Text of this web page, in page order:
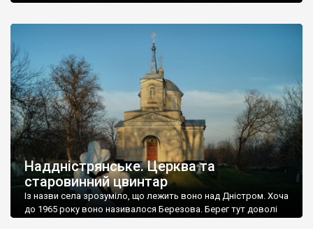
старовинний цвинтар із кам’яними хрестами. Всі епітафії, які
збереглися, написані кирилицею, церковнослов’янською
мовою. За всіма традиційними ознаками – цвинтар
український. Хрести датуються 19 століттям. У 1924-1940
роках Болган […]
Наддністрянське. Церква та
старовинний цвинтар
Із назви села зрозуміло, що лежить воно над Дністром. Хоча
до 1965 року воно називалося Березова. Берег тут доволі